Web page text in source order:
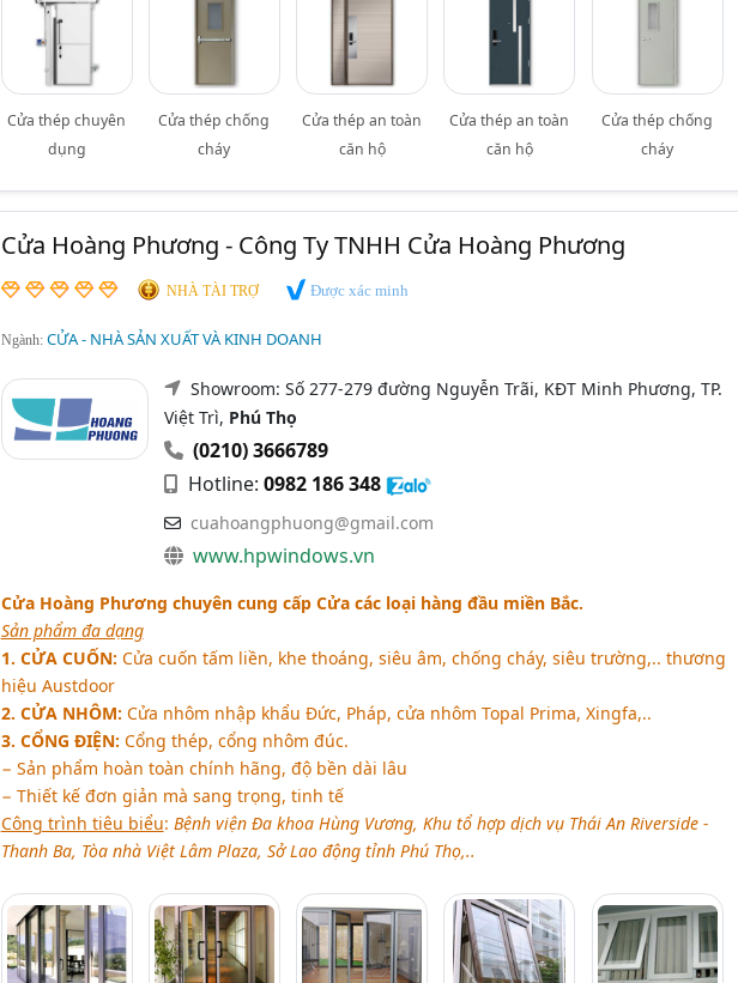
Cửa thép chuyên
dụng
Cửa thép chống
cháy
Cửa thép an toàn
căn hộ
Cửa thép an toàn
căn hộ
Cửa thép chống
cháy
Cửa Hoàng Phương - Công Ty TNHH Cửa Hoàng Phương
NHÀ TÀI TRỢ Được xác minh
Ngành: CỬA - NHÀ SẢN XUẤT VÀ KINH DOANH
Showroom: Số 277-279 đường Nguyễn Trãi, KĐT Minh Phương, TP.
Việt Trì, Phú Thọ
(0210) 3666789
Hotline: 0982 186 348
cuahoangphuong@gmail.com
www.hpwindows.vn
Cửa Hoàng Phương chuyên cung cấp Cửa các loại hàng đầu miền Bắc.
Sản phẩm đa dạng
1. CỬA CUỐN: Cửa cuốn tấm liền, khe thoáng, siêu âm, chống cháy, siêu trường,.. thương
hiệu Austdoor
2. CỬA NHÔM: Cửa nhôm nhập khẩu Đức, Pháp, cửa nhôm Topal Prima, Xingfa,..
3. CỔNG ĐIỆN: Cổng thép, cổng nhôm đúc.
− Sản phẩm hoàn toàn chính hãng, độ bền dài lâu
− Thiết kế đơn giản mà sang trọng, tinh tế
Công trình tiêu biểu: Bệnh viện Đa khoa Hùng Vương, Khu tổ hợp dịch vụ Thái An Riverside -
Thanh Ba, Tòa nhà Việt Lâm Plaza, Sở Lao động tỉnh Phú Thọ,..